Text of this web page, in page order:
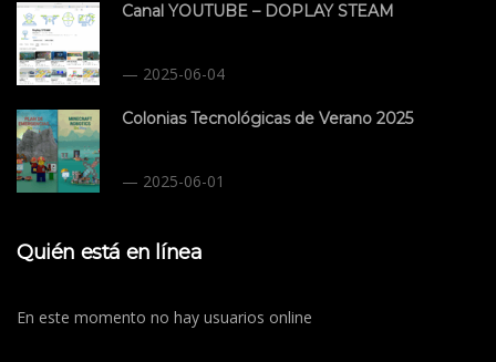
Canal YOUTUBE – DOPLAY STEAM
2025-06-04
Colonias Tecnológicas de Verano 2025
2025-06-01
Quién está en línea
En este momento no hay usuarios online